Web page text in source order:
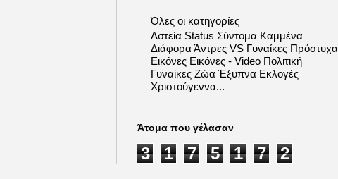
Όλες οι κατηγορίες
Αστεία Status Σύντομα Καμμένα
Διάφορα Άντρες VS Γυναίκες Πρόστυχα
Εικόνες Εικόνες - Video Πολιτική
Γυναίκες Ζώα Έξυπνα Εκλογές
Χριστούγεννα...
Άτομα που γέλασαν
3 1 7 5 1 7 2